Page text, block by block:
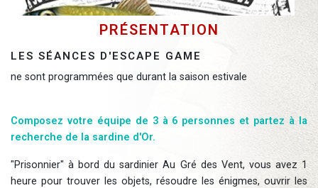
Présentation
Les séances d'escape game
ne sont programmées que durant la saison estivale
Composez votre équipe de 3 à 6 personnes et partez à la
recherche de la sardine d'Or.
"Prisonnier" à bord du sardinier Au Gré des Vent, vous avez 1
heure pour trouver les objets, résoudre les énigmes, ouvrir les